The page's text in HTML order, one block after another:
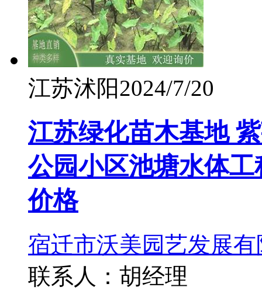
江苏沭阳2024/7/20
江苏绿化苗木基地
公园小区池塘水体
价格
宿迁市沃美园艺发展
联系人：胡经理